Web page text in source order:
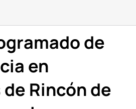
de
en
Rincón de